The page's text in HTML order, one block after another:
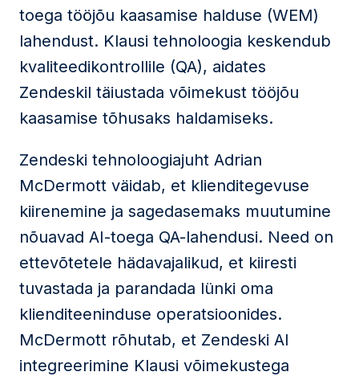
toega tööjõu kaasamise halduse (WEM)
lahendust. Klausi tehnoloogia keskendub
kvaliteedikontrollile (QA), aidates
Zendeskil täiustada võimekust tööjõu
kaasamise tõhusaks haldamiseks.
Zendeski tehnoloogiajuht Adrian
McDermott väidab, et klienditegevuse
kiirenemine ja sagedasemaks muutumine
nõuavad AI-toega QA-lahendusi. Need on
ettevõtetele hädavajalikud, et kiiresti
tuvastada ja parandada lünki oma
klienditeeninduse operatsioonides.
McDermott rõhutab, et Zendeski AI
integreerimine Klausi võimekustega